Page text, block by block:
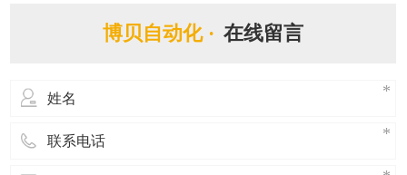
障要如何检测? 1. 检测全自动焊锡机所有的
博贝自动化 · 在线留言